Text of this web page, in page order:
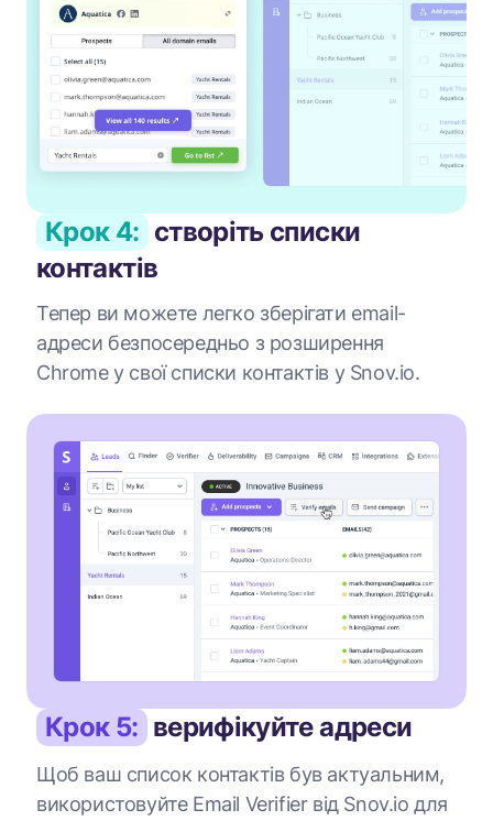
Крок 4: створіть списки
контактів
Тепер ви можете легко зберігати email-
адреси безпосередньо з розширення
Chrome у свої списки контактів у Snov.io.
Крок 5: верифікуйте адреси
Щоб ваш список контактів був актуальним,
використовуйте Email Verifier від Snov.io для